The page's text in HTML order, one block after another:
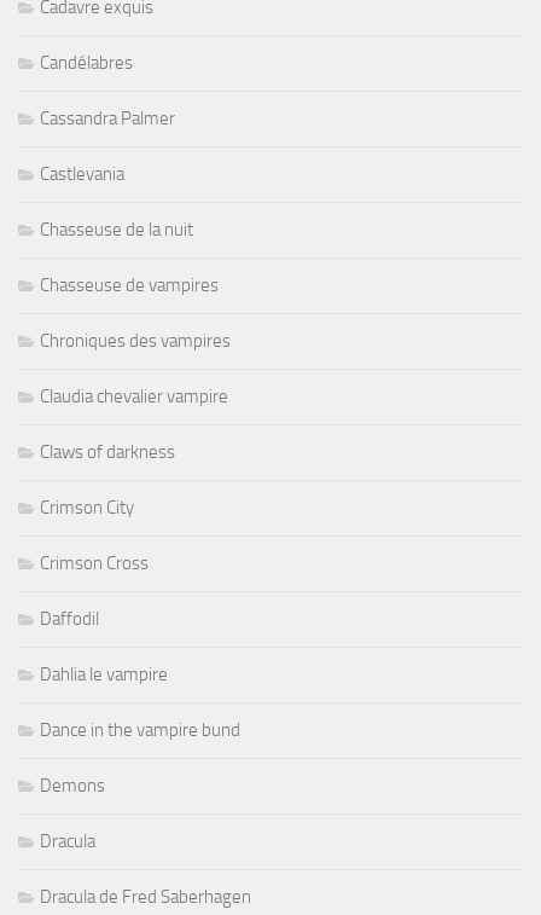
Cadavre exquis
Candélabres
Cassandra Palmer
Castlevania
Chasseuse de la nuit
Chasseuse de vampires
Chroniques des vampires
Claudia chevalier vampire
Claws of darkness
Crimson City
Crimson Cross
Daffodil
Dahlia le vampire
Dance in the vampire bund
Demons
Dracula
Dracula de Fred Saberhagen